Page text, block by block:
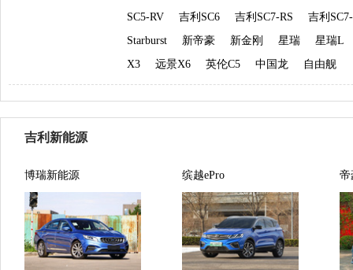
SC5-RV
吉利SC6 吉利SC7-RS
吉利
Starburst
新帝豪 新金刚 星瑞
星瑞L
X3
远景X6 英伦C5 中国龙 自由舰
吉利新能源
博瑞新能源 缤越ePro 帝